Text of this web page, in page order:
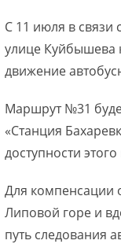
С 11 июля в связи
улице Куйбышева
движение
Маршрут №31
«Станция
доступности
Для компенсации
Липовой горе и
путь следования